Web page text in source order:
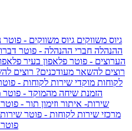
גיוס משווקים גיוס משווקים - פוטר
ההנהלה חברי ההנהלה - פוטר
הערוצים - פוטר פלאפון בעיר
רוצים להשאר מעודכנים? רוצים
לקוחות מוקדי שירות לקוחות -
הזמנת שיחה מהמוקד - פוטר
שירות- איתור וזימון תור - פוטר
מרכזי שירות לקוחות - פוטר
פוטר